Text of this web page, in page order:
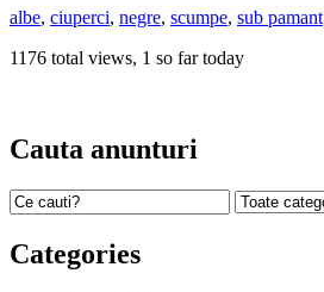
albe, ciuperci, negre, scumpe, sub pamant
1176 total views, 1 so far today
Cauta anunturi
Categories